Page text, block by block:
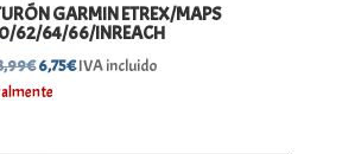
GARMIN ETREX/MAPS
62/64/66/INREACH
€El
precio
6,75€ElIVA incluido